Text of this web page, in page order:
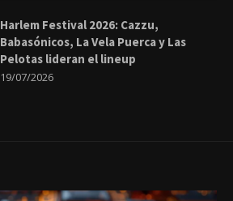
Harlem Festival 2026: Cazzu,
Babasónicos, La Vela Puerca y Las
Pelotas lideran el lineup
19/07/2026